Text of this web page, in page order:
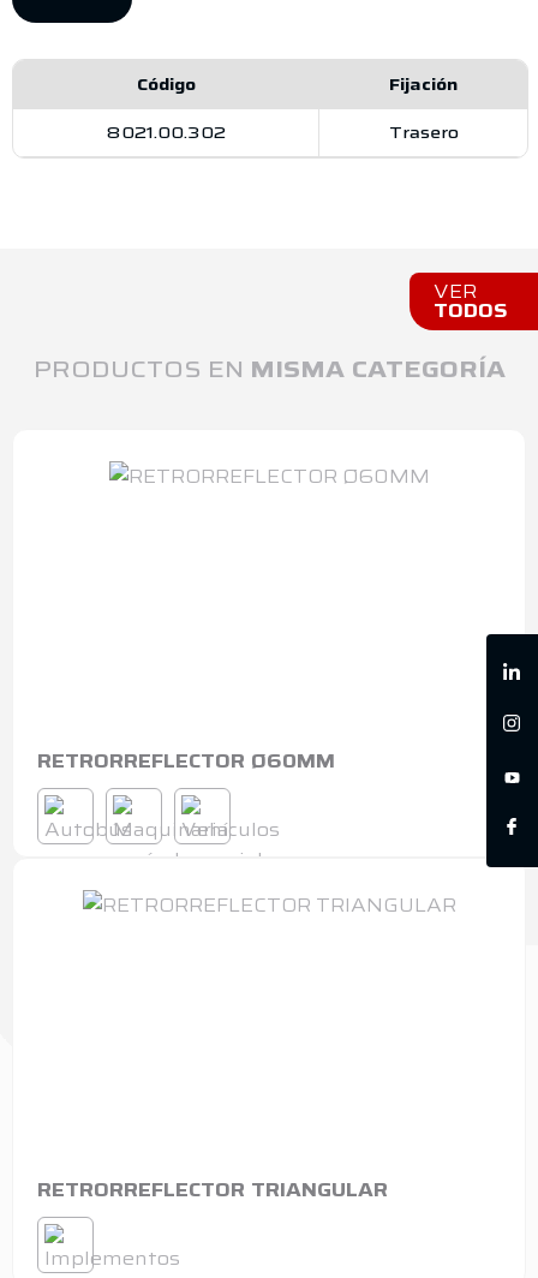
Código
Fijación
8021.00.302
Trasero
PRODUCTOS EN MISMA CATEGORÍA
RETRORREFLECTOR Ø60MM
RETRORREFLECTOR TRIANGULAR
VER
TODOS